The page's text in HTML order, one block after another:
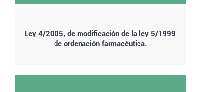
Ley 4/2005, de modificación de la ley 5/1999
de ordenación farmacéutica.